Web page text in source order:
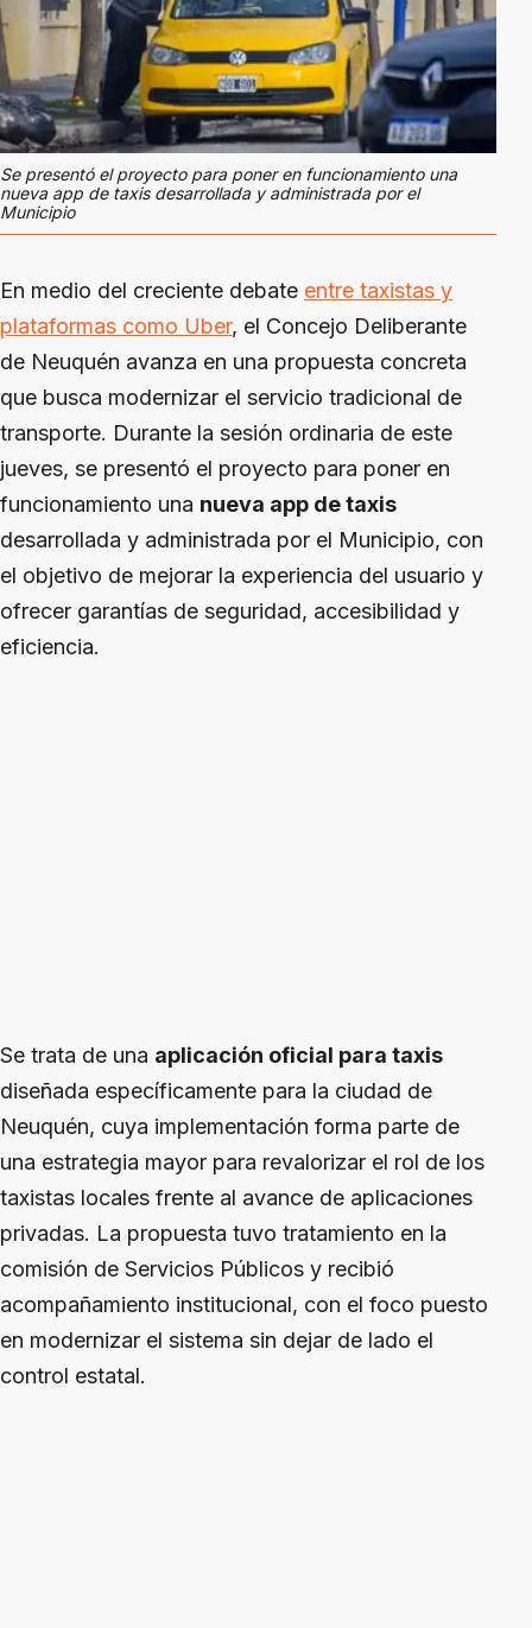
Se presentó el proyecto para poner en funcionamiento una
nueva app de taxis desarrollada y administrada por el
Municipio
En medio del creciente debate entre taxistas y
plataformas como Uber, el Concejo Deliberante
de Neuquén avanza en una propuesta concreta
que busca modernizar el servicio tradicional de
transporte. Durante la sesión ordinaria de este
jueves, se presentó el proyecto para poner en
funcionamiento una nueva app de taxis
desarrollada y administrada por el Municipio, con
el objetivo de mejorar la experiencia del usuario y
ofrecer garantías de seguridad, accesibilidad y
eficiencia.
Se trata de una aplicación oficial para taxis
diseñada específicamente para la ciudad de
Neuquén, cuya implementación forma parte de
una estrategia mayor para revalorizar el rol de los
taxistas locales frente al avance de aplicaciones
privadas. La propuesta tuvo tratamiento en la
comisión de Servicios Públicos y recibió
acompañamiento institucional, con el foco puesto
en modernizar el sistema sin dejar de lado el
control estatal.